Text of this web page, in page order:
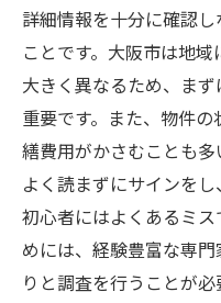
詳細情報を十分に確認
ことです。大阪市は地
大きく異なるため、ま
重要です。また、物件
繕費用がかさむことも
よく読まずにサインを
初心者にはよくあるミ
めには、経験豊富な専
りと調査を行うことが必